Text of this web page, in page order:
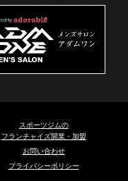
スポーツジムの
フランチャイズ開業・加盟
お問い合わせ
プライバシーポリシー